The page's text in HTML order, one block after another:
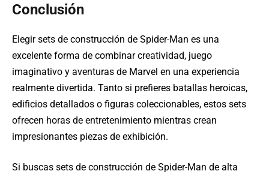
Conclusión
Elegir sets de construcción de Spider-Man es una
excelente forma de combinar creatividad, juego
imaginativo y aventuras de Marvel en una experiencia
realmente divertida. Tanto si prefieres batallas heroicas,
edificios detallados o figuras coleccionables, estos sets
ofrecen horas de entretenimiento mientras crean
impresionantes piezas de exhibición.
Si buscas sets de construcción de Spider-Man de alta